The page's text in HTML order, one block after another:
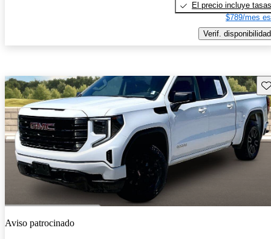
El precio incluye tasas
$789/mes
Verif. disponibilidad
Aviso patrocinado